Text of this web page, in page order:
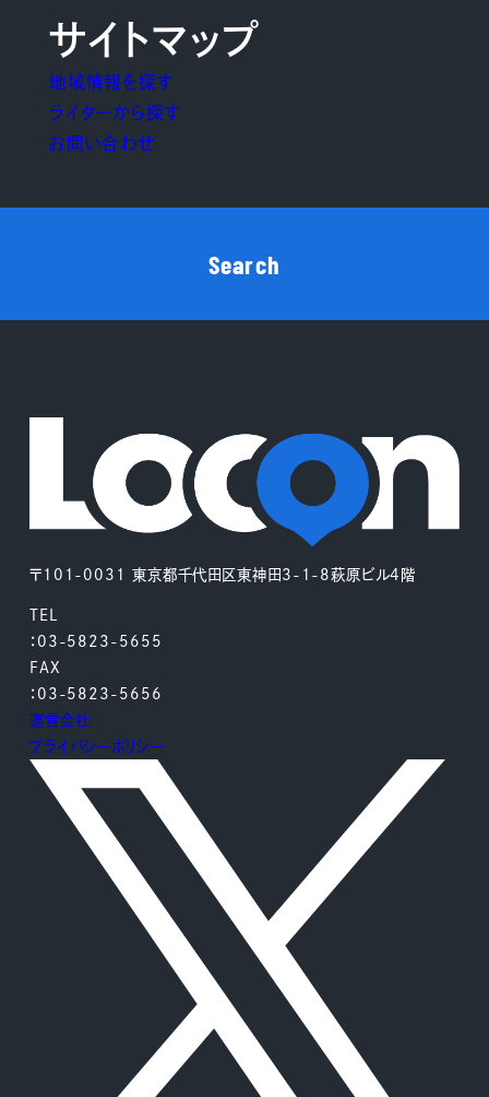
〒101-0031 東京都千代田区東神田3-1-8萩原ビル4階
TEL
：03-5823-5655
FAX
：03-5823-5656
運営会社
プライバシーポリシー
サイトマップ
地域情報を探す
ライターから探す
お問い合わせ
Search